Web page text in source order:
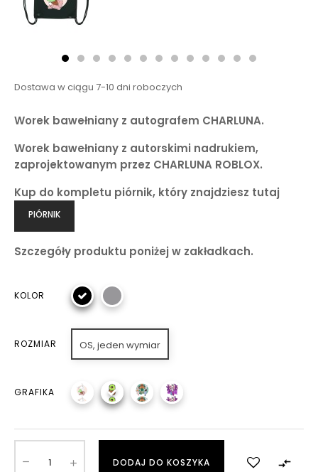
Dostawa w ciągu 7-10 dni roboczych
Worek bawełniany z autografem CHARLUNA.
Worek bawełniany z autorskimi nadrukiem,
zaprojektowanym przez CHARLUNA ROBLOX.
Kup do kompletu piórnik, który znajdziesz tutaj
PIÓRNIK
Szczegóły produktu poniżej w zakładkach.
KOLOR
ROZMIAR OS, jeden wymiar
GRAFIKA
DODAJ DO KOSZYKA 